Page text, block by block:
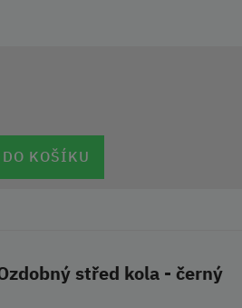
KOŠÍKU
střed kola - černý